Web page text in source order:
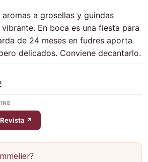
aromas a grosellas y guindas
En boca es una fiesta para
de 24 meses en fudres aporta
delicados. Conviene decantarlo.
↗